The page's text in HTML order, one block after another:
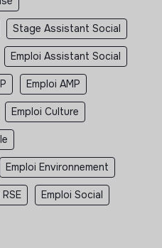
Stage Assistant Social
Emploi Assistant Social
Emploi AMP
Emploi Culture
Emploi Environnement
Emploi Social